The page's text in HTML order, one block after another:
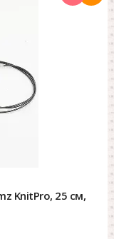
KnitPro, 25 см,